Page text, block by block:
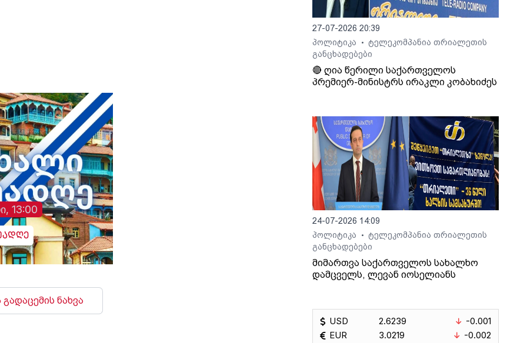
შეხვედრაზე ჩინეთს
„ირანის ახლო მეგობარი“
უწოდა. „არსებულ
ვითარებაში, ჩვენს
ქვეყნებს შორის
ორმხრივი
თანამშრომლობა კიდევ
უფრო გაძლიერდება“, -
განაცხადა აბას არაღჩიმ.
13:00
ნახვა
27-07-2026 20:39
პოლიტიკა
•
ტელეკომპანია თრიალეთის
განცხადებები
🔴 ღია წერილი საქართველოს
პრემიერ-მინისტრს ირაკლი კობახიძეს
24-07-2026 14:09
პოლიტიკა
•
ტელეკომპანია თრიალეთის
განცხადებები
მიმართვა საქართველოს სახალხო
დამცველს, ლევან იოსელიანს
USD
EUR
2.6239
3.0219
-0.001
-0.002